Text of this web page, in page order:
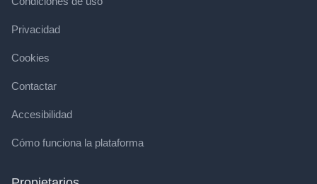
Privacidad
Cookies
Contactar
Accesibilidad
Cómo funciona la plataforma